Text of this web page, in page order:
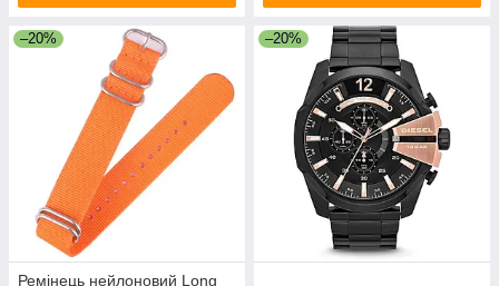
–20%
Ремінець нейлоновий Long
–20%